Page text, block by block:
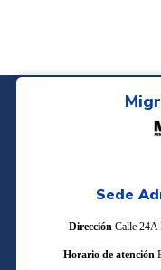
Sede
Dirección Calle 24A
Horario de atención